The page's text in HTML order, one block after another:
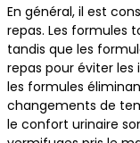
En général, il est
repas. Les formules
tandis que les
repas pour éviter les
les formules
changements de
le confort urinaire